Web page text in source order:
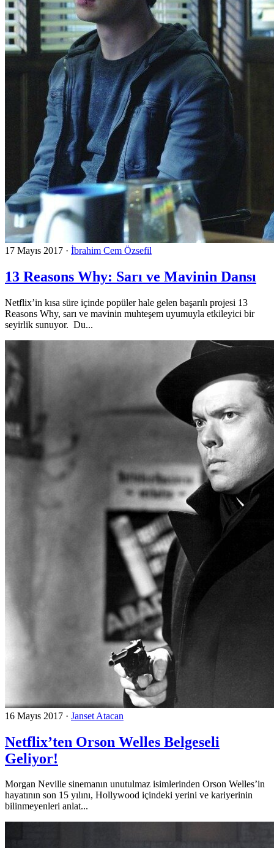
17 Mayıs 2017 · İbrahim Cem Özsefil
13 Reasons Why: Sarı ve Mavinin Dansı
Netflix’in kısa süre içinde popüler hale gelen başarılı projesi 13
Reasons Why, sarı ve mavinin muhteşem uyumuyla etkileyici bir
seyirlik sunuyor. Du...
16 Mayıs 2017 · Janset Atacan
Netflix’ten Orson Welles Belgeseli
Geliyor!
Morgan Neville sinemanın unutulmaz isimlerinden Orson Welles’in
hayatının son 15 yılını, Hollywood içindeki yerini ve kariyerinin
bilinmeyenleri anlat...